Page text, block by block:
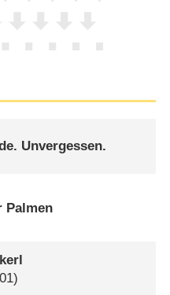
Unvergessen.
Palmen